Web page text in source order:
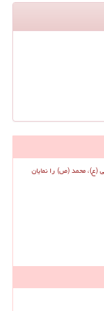
محمد (ص) را نمایان